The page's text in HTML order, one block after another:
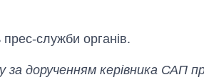
служби органів.
дорученням керівника САП